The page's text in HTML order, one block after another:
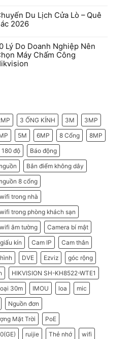
Du Lịch Cửa Lò – Quê
2026
Lý Do Doanh Nghiệp Nên
Máy Chấm Công
3 ỐNG KÍNH 3M
3MP
5M 6MP 8 Cổng
8MP
180 độ
Báo động
Bắn điểm không dây
8 cổng
trong nhà
trong phòng khách sạn
âm tường
Camera bí mật
kín
Cam IP
Cam thân
DVE Ezviz
góc rộng
HIKVISION SH-KH8522-WTE1
30m
IMOU loa
mic
Nguồn đơn
Mặt Trời
PoE
ruijie Thẻ nhớ
wifi